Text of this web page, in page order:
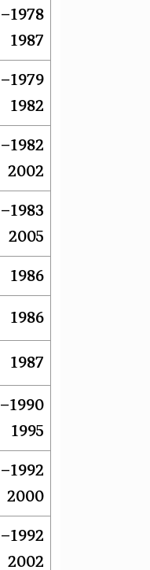
1978–
1987
1979–
1982
1982–
2002
1983–
2005
1986
1986
1987
1990–
1995
1992–
2000
1992–
2002